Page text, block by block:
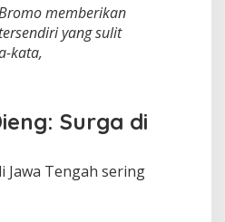
memberikan
yang sulit
kata,
Surga di
Jawa Tengah sering